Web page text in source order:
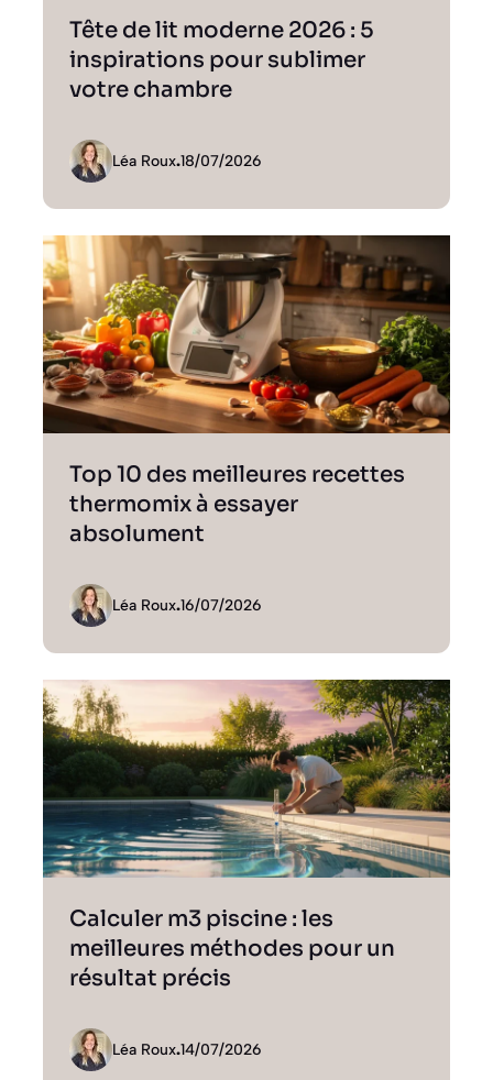
Tête de lit moderne 2026 : 5
inspirations pour sublimer
votre chambre
Léa Roux.18/07/2026
Top 10 des meilleures recettes
thermomix à essayer
absolument
Léa Roux.16/07/2026
Calculer m3 piscine : les
meilleures méthodes pour un
résultat précis
Léa Roux.14/07/2026